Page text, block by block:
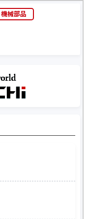
機械部品